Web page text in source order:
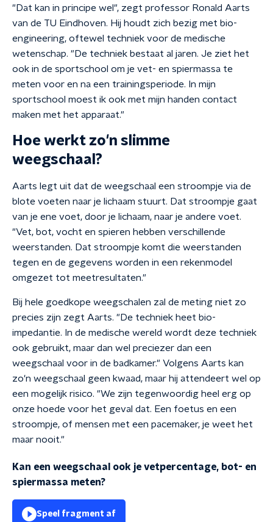
"Dat kan in principe wel", zegt professor Ronald Aarts
van de TU Eindhoven. Hij houdt zich bezig met bio-
engineering, oftewel techniek voor de medische
wetenschap. "De techniek bestaat al jaren. Je ziet het
ook in de sportschool om je vet- en spiermassa te
meten voor en na een trainingsperiode. In mijn
sportschool moest ik ook met mijn handen contact
maken met het apparaat."
Hoe werkt zo'n slimme
weegschaal?
Aarts legt uit dat de weegschaal een stroompje via de
blote voeten naar je lichaam stuurt. Dat stroompje gaat
van je ene voet, door je lichaam, naar je andere voet.
"Vet, bot, vocht en spieren hebben verschillende
weerstanden. Dat stroompje komt die weerstanden
tegen en de gegevens worden in een rekenmodel
omgezet tot meetresultaten."
Bij hele goedkope weegschalen zal de meting niet zo
precies zijn zegt Aarts. "De techniek heet bio-
impedantie. In de medische wereld wordt deze techniek
ook gebruikt, maar dan wel preciezer dan een
weegschaal voor in de badkamer." Volgens Aarts kan
zo'n weegschaal geen kwaad, maar hij attendeert wel op
een mogelijk risico. "We zijn tegenwoordig heel erg op
onze hoede voor het geval dat. Een foetus en een
stroompje, of mensen met een pacemaker, je weet het
maar nooit."
Kan een weegschaal ook je vetpercentage, bot- en
spiermassa meten?
Speel fragment af